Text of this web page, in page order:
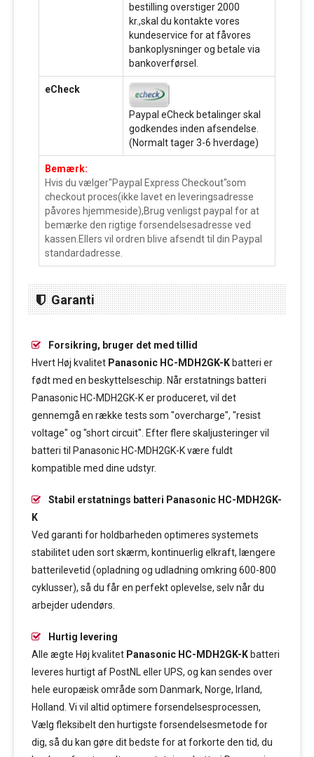
bestilling overstiger 2000
kr.,skal du kontakte vores
kundeservice for at fåvores
bankoplysninger og betale via
bankoverførsel.
eCheck
Paypal eCheck betalinger skal
godkendes inden afsendelse.
(Normalt tager 3-6 hverdage)
Bemærk:
Hvis du vælger"Paypal Express Checkout"som
checkout proces(ikke lavet en leveringsadresse
påvores hjemmeside),Brug venligst paypal for at
bemærke den rigtige forsendelsesadresse ved
kassen.Ellers vil ordren blive afsendt til din Paypal
standardadresse.
Garanti
Forsikring, bruger det med tillid
Hvert Høj kvalitet Panasonic HC-MDH2GK-K batteri er
født med en beskyttelseschip. Når erstatnings batteri
Panasonic HC-MDH2GK-K er produceret, vil det
gennemgå en række tests som "overcharge", "resist
voltage" og "short circuit". Efter flere skaljusteringer vil
batteri til Panasonic HC-MDH2GK-K være fuldt
kompatible med dine udstyr.
Stabil erstatnings batteri Panasonic HC-MDH2GK-
K
Ved garanti for holdbarheden optimeres systemets
stabilitet uden sort skærm, kontinuerlig elkraft, længere
batterilevetid (opladning og udladning omkring 600-800
cyklusser), så du får en perfekt oplevelse, selv når du
arbejder udendørs.
Hurtig levering
Alle ægte Høj kvalitet Panasonic HC-MDH2GK-K batteri
leveres hurtigt af PostNL eller UPS, og kan sendes over
hele europæisk område som Danmark, Norge, Irland,
Holland. Vi vil altid optimere forsendelsesprocessen,
Vælg fleksibelt den hurtigste forsendelsesmetode for
dig, så du kan gøre dit bedste for at forkorte den tid, du